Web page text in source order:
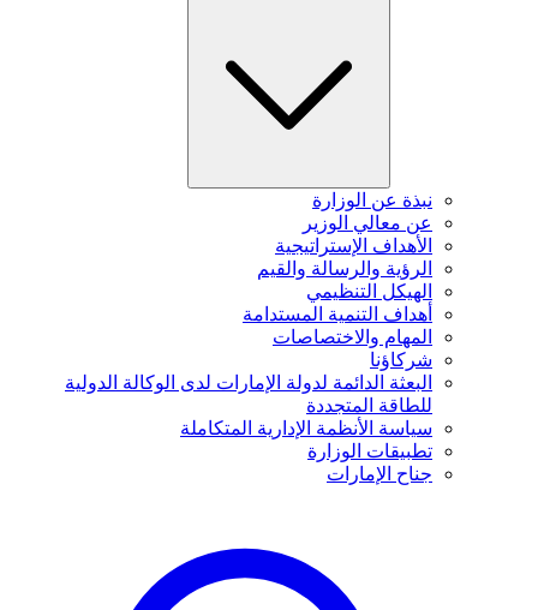
نبذة عن الوزارة
عن معالي الوزير
الأهداف الإستراتيجية
الرؤية والرسالة والقيم
الهيكل التنظيمي
أهداف التنمية المستدامة
المهام والاختصاصات
شركاؤنا
البعثة الدائمة لدولة الإمارات لدى الوكالة الدولية
للطاقة المتجددة
سياسة الأنظمة الإدارية المتكاملة
تطبيقات الوزارة
جناح الإمارات